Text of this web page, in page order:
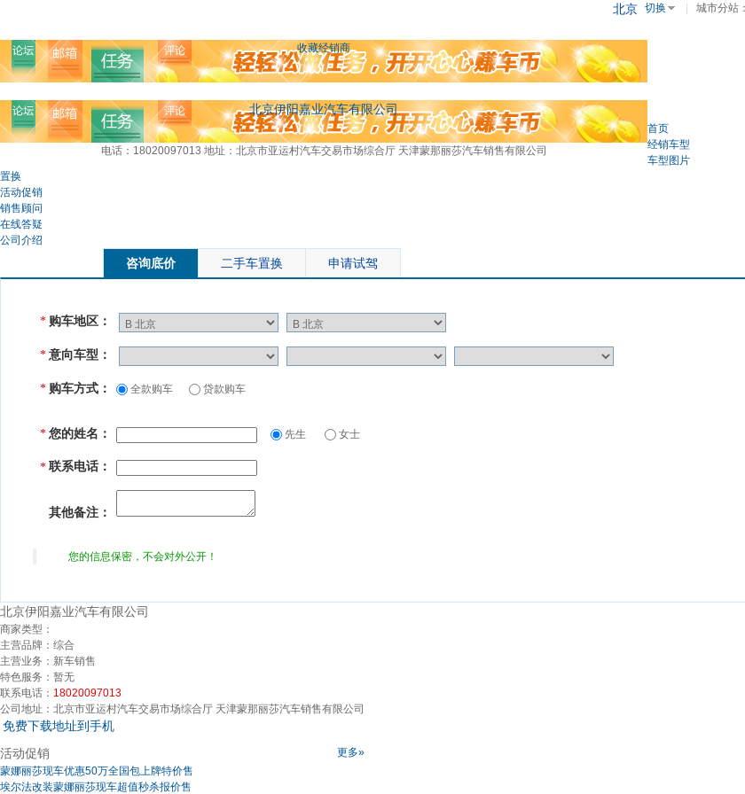
北京 切换 城市分站：
收藏经销商
北京伊阳嘉业汽车有限公司
电话：18020097013 地址：北京市亚运村汽车交易市场综合厅 天津蒙那丽莎汽车销售有限公司
首页
经销车型
车型图片
置换
活动促销
销售顾问
在线答疑
公司介绍
咨询底价 二手车置换 申请试驾
* 购车地区：
* 意向车型：
* 购车方式： 全款购车 贷款购车
* 您的姓名： 先生 女士
* 联系电话：
其他备注：
您的信息保密，不会对外公开！
北京伊阳嘉业汽车有限公司
商家类型：
主营品牌： 综合
主营业务： 新车销售
特色服务： 暂无
联系电话： 18020097013
公司地址： 北京市亚运村汽车交易市场综合厅 天津蒙那丽莎汽车销售有限公司
免费下载地址到手机
更多»
活动促销
蒙娜丽莎现车优惠50万全国包上牌特价售
埃尔法改装蒙娜丽莎现车超值秒杀报价售